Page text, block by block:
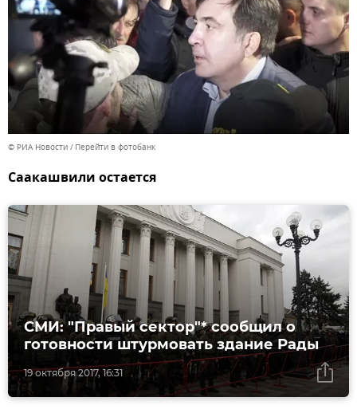
© РИА Новости Перейти в фотобанк
Саакашвили остается
19 октября 2017, 16:31
СМИ: "Правый сектор"* сообщил о
готовности штурмовать здание Рады